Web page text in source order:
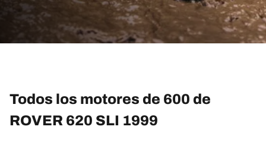
Todos los motores de 600 de
ROVER 620 SLI 1999